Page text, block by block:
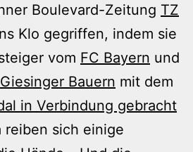
Boulevard-Zeitung TZ
Klo gegriffen, indem sie
vom FC Bayern und
Giesinger Bauern mit dem
in Verbindung gebracht
reiben sich einige